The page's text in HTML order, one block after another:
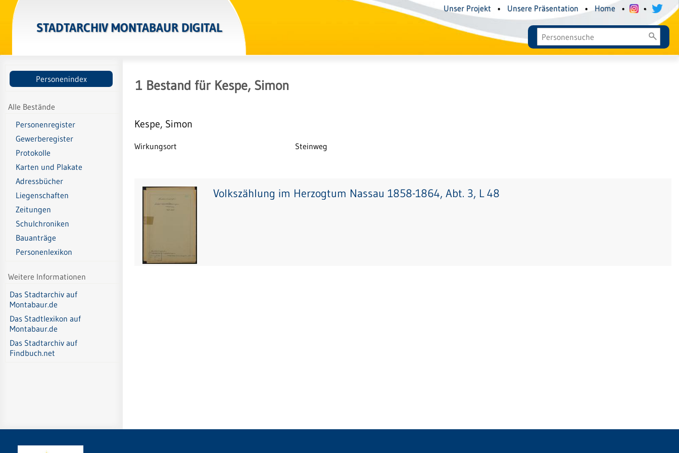
STADTARCHIV MONTABAUR DIGITAL
Unser Projekt • Unsere Präsentation • Home • •
Personenindex
Alle Bestände
Personenregister
Gewerberegister
Protokolle
Karten und Plakate
Adressbücher
Liegenschaften
Zeitungen
Schulchroniken
Bauanträge
Personenlexikon
Weitere Informationen
Das Stadtarchiv auf
Montabaur.de
Das Stadtlexikon auf
Montabaur.de
Das Stadtarchiv auf
Findbuch.net
1 Bestand für Kespe, Simon
Kespe, Simon
Wirkungsort Steinweg
Volkszählung im Herzogtum Nassau 1858-1864, Abt. 3, L 48